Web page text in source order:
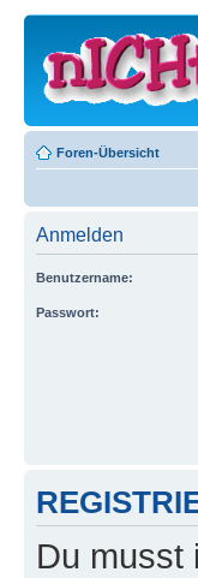
Foren-Übersicht
Anmelden
Benutzername:
Passwort:
Du musst